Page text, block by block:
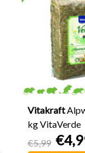
Vitakraft
kg VitaVerde
€5,99